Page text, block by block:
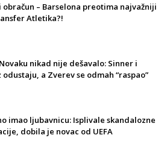
obračun – Barselona preotima najvažniji
Atletika?!
nikad nije dešavalo: Sinner i
a Zverev se odmah “raspao”
imao ljubavnicu: Isplivale skandalozne
dobila je novac od UEFA